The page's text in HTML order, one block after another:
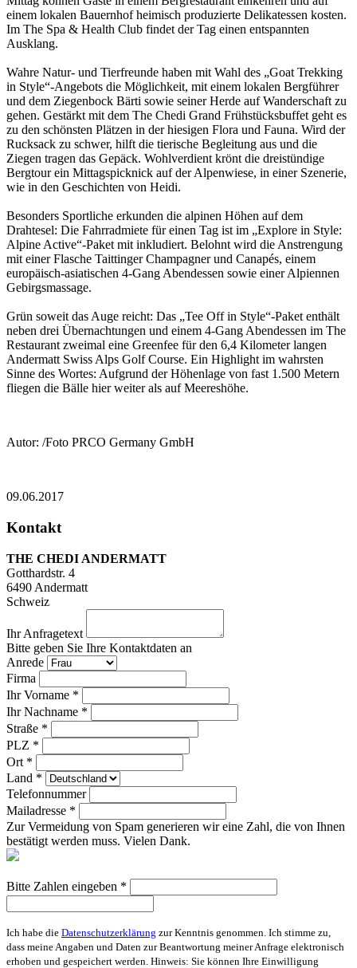
einem lokalen Bauernhof heimisch produzierte Delikatessen kosten.
Im The Spa & Health Club findet der Tag einen entspannten
Ausklang.
Wahre Natur- und Tierfreunde haben mit Wahl des „Goat Trekking
in Style“-Angebots die Möglichkeit, mit einem lokalen Bergführer
und dem Ziegenbock Bärti sowie seiner Herde auf Wanderschaft zu
gehen. Gestärkt mit dem The Chedi Grand Frühstücksbuffet geht es
zu den schönsten Plätzen in der hiesigen Flora und Fauna. Wird der
Rucksack zu schwer, hilft die tierische Begleitung aus und die
Ziegen tragen das Gepäck. Wohlverdient krönt die dreistündige
Bergtour ein Mittagspicknick auf der Alpenwiese, in einer Szenerie,
wie in den Geschichten von Heidi.
Besonders Sportliche erkunden die alpinen Höhen auf dem
Drahtesel: Die Fahrradmiete für einen Tag ist im „Explore in Style:
Alpine Active“-Paket mit inkludiert. Belohnt wird die Anstrengung
mit einer Flasche Taittinger Champagner und Canapés, einem
europäisch-asiatischen 4-Gang Abendessen sowie einer Alpiennen
Gebirgsmassage.
Grün soweit das Auge reicht: Das „Tee Off in Style“-Paket enthält
neben drei Übernachtungen und einem 4-Gang Abendessen im The
Restaurant zweimal eine Greenfee für den 6,4 Kilometer langen
Andermatt Swiss Alps Golf Course. Ein Highlight im wahrsten
Sinne des Wortes: Aufgrund der Höhenlage von fast 1.500 Metern
fliegen die Bälle hier weiter als auf Meereshöhe.
Autor: /Foto PRCO Germany GmbH
09.06.2017
Kontakt
THE CHEDI ANDERMATT
Gotthardstr. 4
6490 Andermatt
Schweiz
Ihr Anfragetext
Bitte geben Sie Ihre Kontaktdaten an
Anrede
Firma
Ihr Vorname *
Ihr Nachname *
Straße *
PLZ *
Ort *
Land *
Telefonnummer
Mailadresse *
Zur Vermeidung von Spam generieren wir eine Zahl, die von Ihnen
bestätigt werden muss. Vielen Dank.
Bitte Zahlen eingeben *
Ich habe die Datenschutzerklärung zur Kenntnis genommen. Ich stimme zu,
dass meine Angaben und Daten zur Beantwortung meiner Anfrage elektronisch
erhoben und gespeichert werden. Hinweis: Sie können Ihre Einwilligung